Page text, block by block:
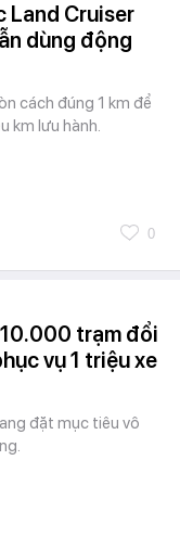
Land Cruiser
dùng động
cách đúng 1 km để
km lưu hành.
0
trạm đổi
vụ 1 triệu xe
đặt mục tiêu vô